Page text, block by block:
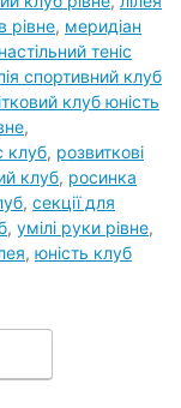
рівне, меридіан
настільний теніс
спортивний клуб
клуб юність
,
клуб, розвиткові
клуб, росинка
, секції для
, умілі руки рівне,
, юність клуб